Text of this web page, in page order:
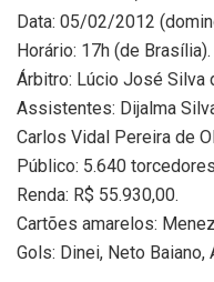
Data: 05/02/2012
Horário: 17h (de Brasília).
Árbitro: Lúcio José Silva
Assistentes: Dijalma
Carlos Vidal Pereira de
Público: 5.640
Renda: R$ 55.930,00.
Cartões amarelos:
Gols: Dinei, Neto